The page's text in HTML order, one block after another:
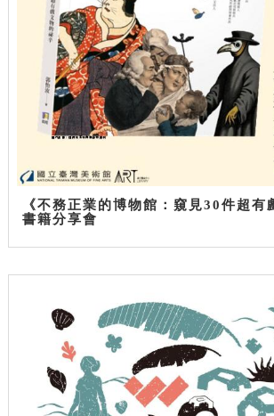
《不務正業的博物館：窺見30件超有
書籍分享會